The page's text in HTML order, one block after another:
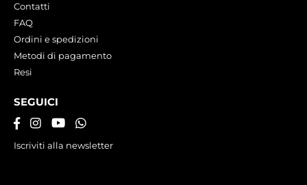
Contatti
FAQ
Ordini e spedizioni
Metodi di pagamento
Resi
SEGUICI
Iscriviti alla newsletter